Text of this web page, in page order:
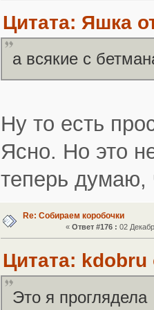
Цитата: Яшка
а всякие с
Ну то есть
Ясно. Но это
теперь думаю,
Re: Собираем коробочки
« Ответ #176 : 02
Цитата: kdobru
Это я